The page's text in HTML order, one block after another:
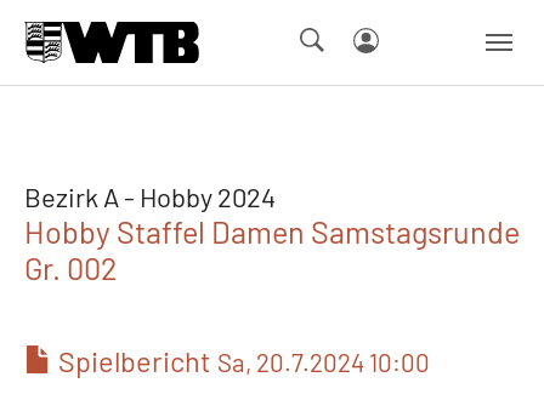
Bezirk A - Hobby 2024
Hobby Staffel Damen Samstagsrunde
Gr. 002
Spielbericht Sa, 20.7.2024 10:00